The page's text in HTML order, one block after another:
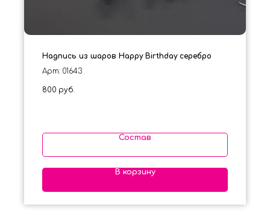
Надпись из шаров Happy Birthday серебро
Арт: 01643
800 руб.
Состав
В корзину